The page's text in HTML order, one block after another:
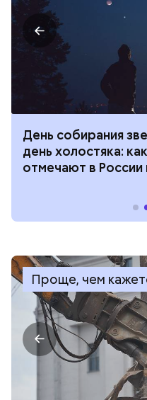
День собирания
день холостяка:
отмечают в России
Проще, чем